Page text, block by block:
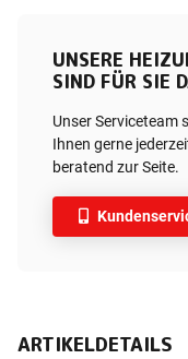
UNSERE
SIND FÜR SIE
Unser Serviceteam
Ihnen gerne
beratend zur Seite.
ARTIKELDETAILS